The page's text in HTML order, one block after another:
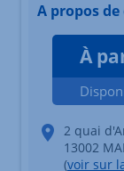
A propos
À
2 quai
13002
(voir sur